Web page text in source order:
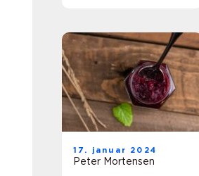
17. januar 2024
Peter Mortensen